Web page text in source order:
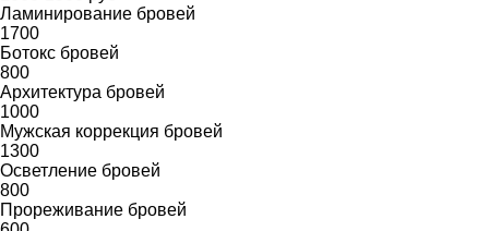
Ламинирование бровей
1700
Ботокс бровей
800
Архитектура бровей
1000
Мужская коррекция бровей
1300
Осветление бровей
800
Прореживание бровей